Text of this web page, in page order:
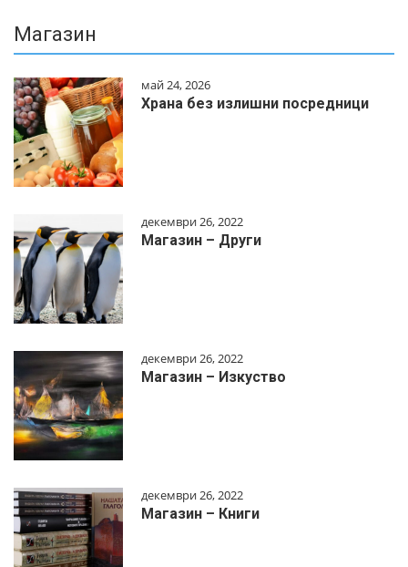
Магазин
май 24, 2026
Храна без излишни посредници
декември 26, 2022
Магазин – Други
декември 26, 2022
Магазин – Изкуство
декември 26, 2022
Магазин – Книги